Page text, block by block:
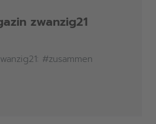
zwanzig21
#zusammen